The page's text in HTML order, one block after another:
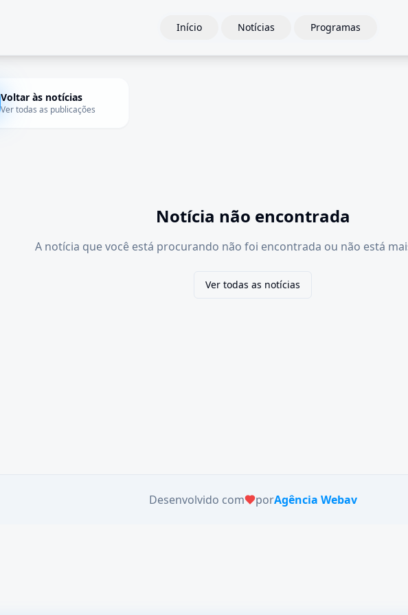
Início Notícias Programas
Voltar às notícias
Ver todas as publicações
Notícia não encontrada
A notícia que você está procurando não foi encontrada ou não está
Ver todas as notícias
Desenvolvido com porAgência Webav